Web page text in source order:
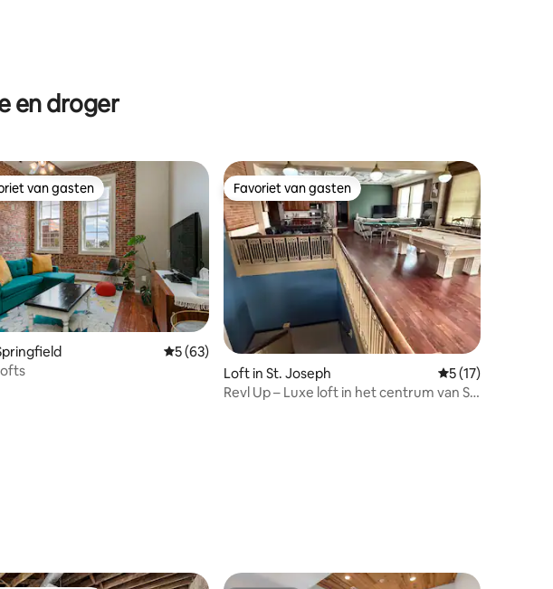
en droger
van 5 uit 5, 28 recensies
van gasten
van gasten
Gemiddelde beoordeling van 5 uit 5, 63 recensies
5 (63)
Favoriet van gasten
Favoriet van gasten
Loft in St. Joseph Gemiddelde
5 (17)
Revl Up – Luxe loft in het centrum van St.